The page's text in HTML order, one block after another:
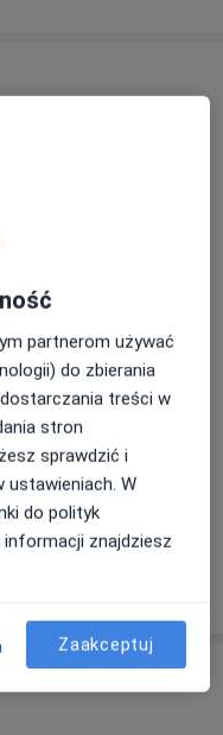
Adres 4
Mapa
partnerom używać
do zbierania
treści w
stron
sprawdzić i
ustawieniach. W
do polityk
znajdziesz
Zaakceptuj